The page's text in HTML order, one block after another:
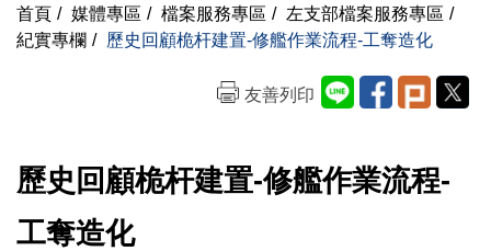
首頁 / 媒體專區 / 檔案服務專區 / 左支部檔案服務專區 /
紀實專欄 / 歷史回顧桅杆建置-修艦作業流程-工奪造化
友善列印
歷史回顧桅杆建置-修艦作業流程-
工奪造化